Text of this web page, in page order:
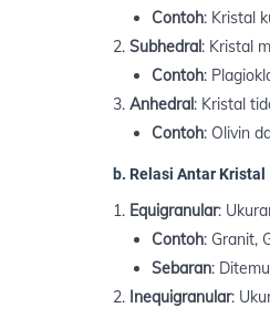
Contoh: Kristal
Subhedral: Kristal
Contoh:
Anhedral: Kristal
Contoh: Olivin
b. Relasi Antar Kristal
Equigranular:
Contoh: Granit,
Sebaran:
Inequigranular: